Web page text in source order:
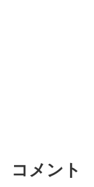
コメント